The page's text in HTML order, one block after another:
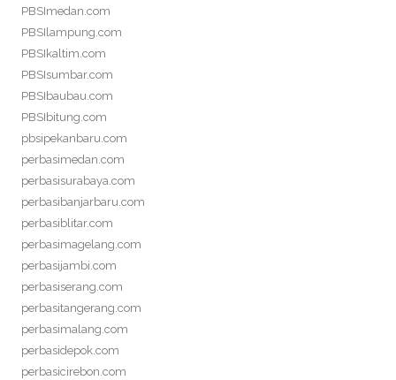
PBSImedan.com
PBSIlampung.com
PBSIkaltim.com
PBSIsumbar.com
PBSIbaubau.com
PBSIbitung.com
pbsipekanbaru.com
perbasimedan.com
perbasisurabaya.com
perbasibanjarbaru.com
perbasiblitar.com
perbasimagelang.com
perbasijambi.com
perbasiserang.com
perbasitangerang.com
perbasimalang.com
perbasidepok.com
perbasicirebon.com